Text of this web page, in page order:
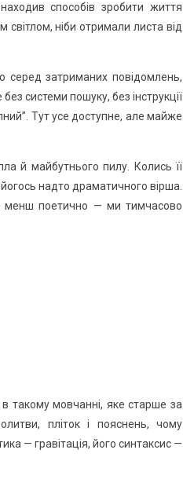
способів зробити життя
ніби отримали листа від
затриманих повідомлень,
системи пошуку, без інструкції
Тут усе доступне, але майже
й майбутнього пилу. Колись її
надто драматичного вірша.
менш поетично — ми тимчасово
такому мовчанні, яке старше за
пліток і пояснень, чому
— гравітація, його синтаксис —